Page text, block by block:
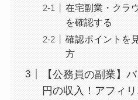
在宅副業・クラ
を確認する
確認ポイントを
方
【公務員の副業】
円の収入！アフィ